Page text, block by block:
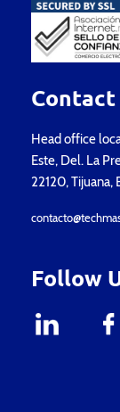
Contact
Head office
Este, Del. La
22120, Tijuana,
Follow